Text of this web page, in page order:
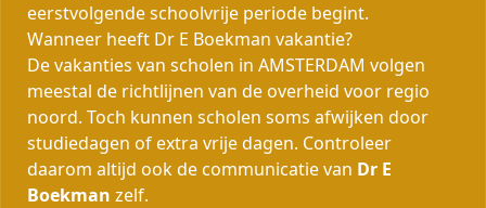
eerstvolgende schoolvrije periode begint.
Wanneer heeft Dr E Boekman vakantie?
De vakanties van scholen in AMSTERDAM volgen
meestal de richtlijnen van de overheid voor regio
noord. Toch kunnen scholen soms afwijken door
studiedagen of extra vrije dagen. Controleer
daarom altijd ook de communicatie van Dr E
Boekman zelf.